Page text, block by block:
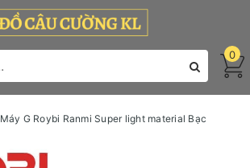
0
Máy G Roybi Ranmi Super light material Bạc